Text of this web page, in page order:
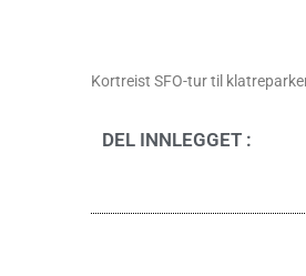
Kortreist SFO-tur til
DEL INNLEGGET :